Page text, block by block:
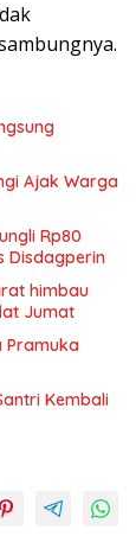
Ajak Warga
Rp80
Disdagperin
himbau
Jumat
Pramuka
Kembali